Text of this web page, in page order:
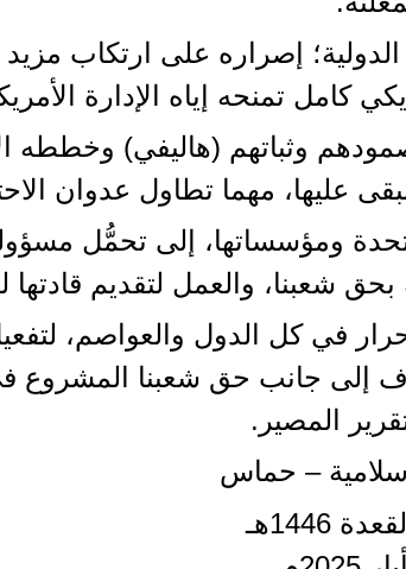
الدولية؛ إصراره على ارتكاب
كامل تمنحه إياه الإدارة
وثباتهم (هاليفي) وخططه
مهما تطاول عدوان
ومؤسساتها، إلى تحمُّل
شعبنا، والعمل لتقديم قادتها
في كل الدول والعواصم،
إلى جانب حق شعبنا المشروع
المصير.
– حماس